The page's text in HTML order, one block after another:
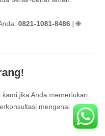
0821-1081-8486| 🌐
jika Anda memerlukan
mengenai